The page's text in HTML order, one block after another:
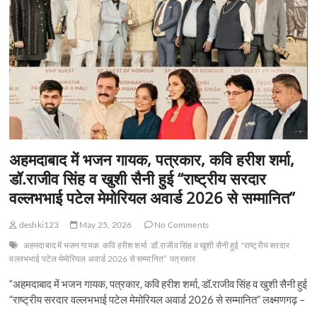
अहमदाबाद में भजन गायक, पत्रकार, कवि हरीश शर्मा,
डॉ.राजीव सिंह व खुशी सैनी हुई “राष्ट्रीय सरदार
वल्लभभाई पटेल मेमोरियल अवार्ड 2026 से सम्मानित”
deshki123 May 25, 2026
No Comments
अहमदाबाद में भजन गायक कवि हरीश शर्मा डॉ.राजीव सिंह व खुशी सैनी हुई "राष्ट्रीय सरदार
वल्लभभाई पटेल मेमोरियल अवार्ड 2026 से सम्मानित” पत्रकार
“अहमदाबाद में भजन गायक, पत्रकार, कवि हरीश शर्मा, डॉ.राजीव सिंह व खुशी सैनी हुई
“राष्ट्रीय सरदार वल्लभभाई पटेल मेमोरियल अवार्ड 2026 से सम्मानित” लक्ष्मणगढ़ –